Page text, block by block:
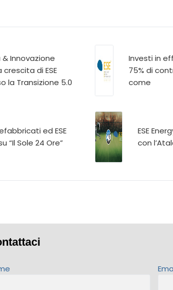
Innovazione
di ESE
la Transizione 5.0
Investi in
75% di
come
ed ESE
“Il Sole 24 Ore”
ESE
con